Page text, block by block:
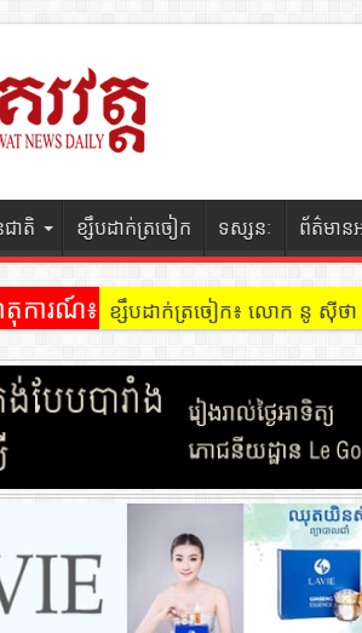
ាតិ ខ្សឹបដាក់ត្រចៀក ទស្សនៈ ព័ត៌មានអ
តុការណ៍៖ ខ្សឹបដាក់ត្រចៀក ៖ អគារ Sky